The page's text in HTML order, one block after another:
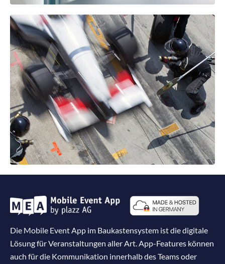
Die Mobile Event App im Baukastensystem ist die digitale
Lösung für Veranstaltungen aller Art. App-Features können
auch für die Kommunikation innerhalb des Teams oder